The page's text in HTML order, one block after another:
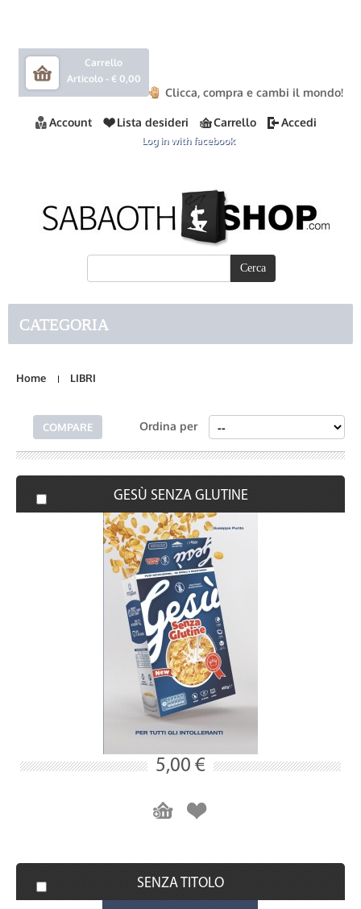
Carrello
Articolo - € 0,00
Clicca, compra e cambi il mondo!
Account Lista desideri Carrello Accedi
Log in with facebook
CATEGORIA
Home LIBRI
Ordina per
GESÙ SENZA GLUTINE
5,00 €
SENZA TITOLO